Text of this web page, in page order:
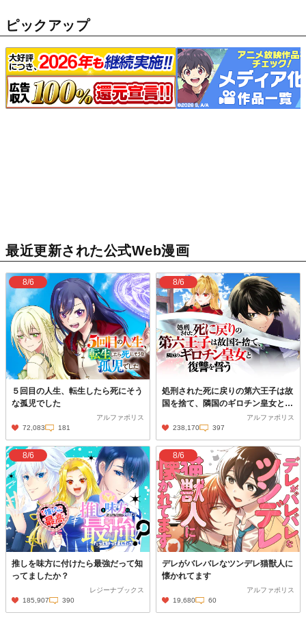
ピックアップ
最近更新された公式Web漫画
8/6
５回目の人生、転生したら死にそう
な孤児でした
アルファポリス
72,083
181
8/6
処刑された死に戻りの第六王子は故
国を捨て、隣国のギロチン皇女と復
アルファポリス
238,170
397
8/6
推しを味方に付けたら最強だって知
ってましたか？
レジーナブックス
185,907
390
8/6
デレがバレバレなツンデレ猫獣人に
懐かれてます
アルファポリス
19,680
60